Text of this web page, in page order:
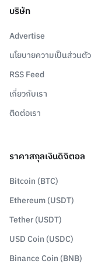
บริษัท
Advertise
นโยบายความเป็นส่วนตัว
RSS Feed
เกี่ยวกับเรา
ติดต่อเรา
ราคาสกุลเงินดิจิตอล
Bitcoin (BTC)
Ethereum (USDT)
Tether (USDT)
USD Coin (USDC)
Binance Coin (BNB)